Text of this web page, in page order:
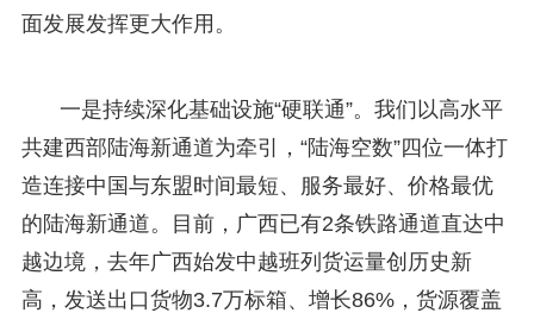
面发展发挥更大作用。
一是持续深化基础设施“硬联通”。我们以高水平
共建西部陆海新通道为牵引，“陆海空数”四位一体打
造连接中国与东盟时间最短、服务最好、价格最优
的陆海新通道。目前，广西已有2条铁路通道直达中
越边境，去年广西始发中越班列货运量创历史新
高，发送出口货物3.7万标箱、增长86%，货源覆盖